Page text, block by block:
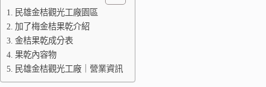
民雄金桔觀光工廠園區
加了梅金桔果乾介紹
金桔果乾成分表
果乾內容物
民雄金桔觀光工廠｜營業資訊